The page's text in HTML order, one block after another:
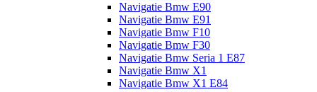
Navigatie Bmw E90
Navigatie Bmw E91
Navigatie Bmw F10
Navigatie Bmw F30
Navigatie Bmw Seria 1 E87
Navigatie Bmw X1
Navigatie Bmw X1 E84